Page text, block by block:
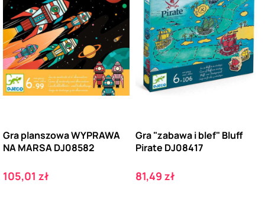
Gra planszowa WYPRAWA
NA MARSA DJ08582
Cena
105,01 zł
Gra "zabawa i blef" Bluff
Pirate DJ08417
Cena
81,49 zł